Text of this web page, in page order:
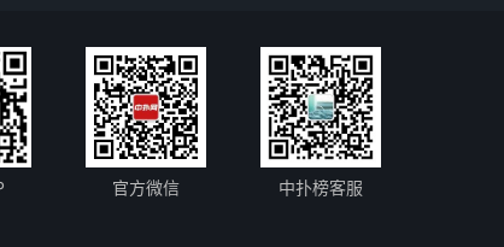
官方微信 中扑榜客服